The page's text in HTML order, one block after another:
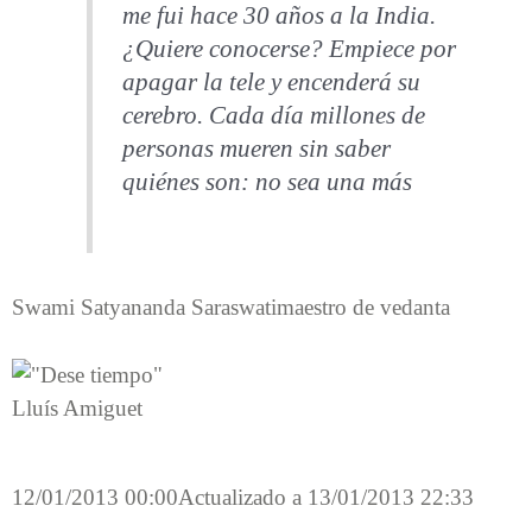
me fui hace 30 años a la India.
¿Quiere conocerse? Empiece por
apagar la tele y encenderá su
cerebro. Cada día millones de
personas mueren sin saber
quiénes son: no sea una más
Swami Satyananda Saraswatimaestro de vedanta
Lluís Amiguet
12/01/2013 00:00Actualizado a 13/01/2013 22:33